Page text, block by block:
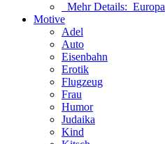
Mehr Details: Europa
Motive
Adel
Auto
Eisenbahn
Erotik
Flugzeug
Frau
Humor
Judaika
Kind